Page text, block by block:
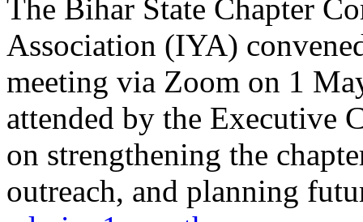
The Bihar State Chapter
Association (IYA)
meeting via Zoom on 1
attended by the Executive
on strengthening the
outreach, and planning